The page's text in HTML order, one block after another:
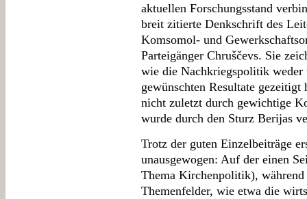
aktuellen Forschungsstand
breit zitierte Denkschrift des
Komsomol- und
Parteigänger Chruščevs. Sie
wie die Nachkriegspolitik
gewünschten Resultate
nicht zuletzt durch gewichtige
wurde durch den Sturz Berijas
Trotz der guten Einzelbeiträge
unausgewogen: Auf der einen
Thema Kirchenpolitik),
Themenfelder, wie etwa die